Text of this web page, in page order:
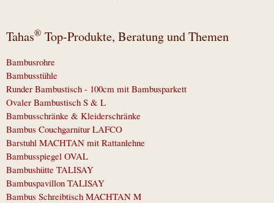
Tahas® Top-Produkte, Beratung und Themen
Bambusrohre
Bambusstühle
Runder Bambustisch - 100cm mit Bambusparkett
Ovaler Bambustisch S & L
Bambusschränke & Kleiderschränke
Bambus Couchgarnitur LAFCO
Barstuhl MACHTAN mit Rattanlehne
Bambusspiegel OVAL
Bambushütte TALISAY
Bambuspavillon TALISAY
Bambus Schreibtisch MACHTAN M